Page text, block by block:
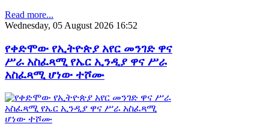
Read more...
Wednesday, 05 August 2026 16:52
የቀድሞው የኢትዮጵያ አየር መንገድ ዋና
ሥራ አስፈጻሚ የኤር ኢንዲያ ዋና ሥራ
አስፈጻሚ ሆነው ተሾሙ